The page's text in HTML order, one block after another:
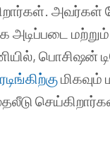
அவர்கள்
அடிப்படை
பொசிஷன்
மிகவும்